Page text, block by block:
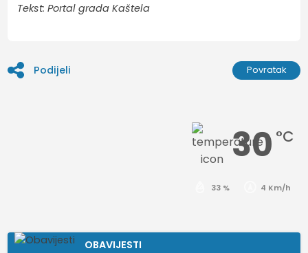
Tekst: Portal grada Kaštela
Podijeli Povratak
30 °C
33 % 4 Km/h
OBAVIJESTI